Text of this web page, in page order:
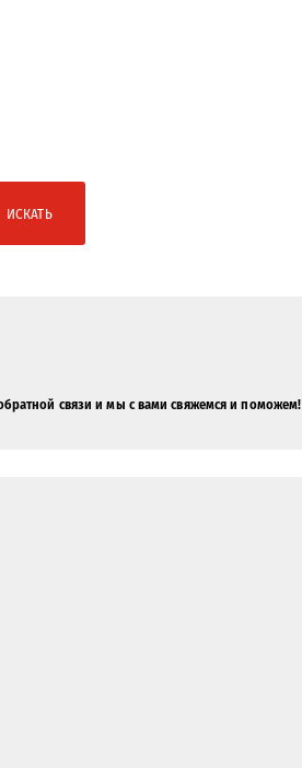
ИСКАТЬ
связи и мы с вами свяжемся и поможем!